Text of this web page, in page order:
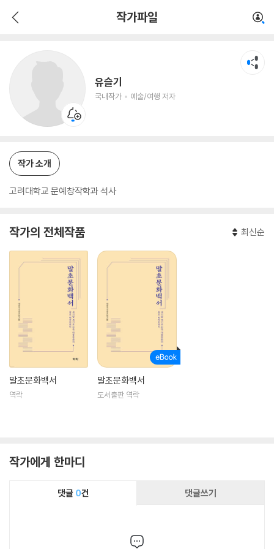
작가파일
유슬기
국내작가 예술/여행 저자
예술/여행 저자
작가 소개
고려대학교 문예창작학과 석사
작가의 전체작품 최신순
말초문화백서
역락
말초문화백서
도서출판 역락
작가에게 한마디
댓글 0건 댓글쓰기